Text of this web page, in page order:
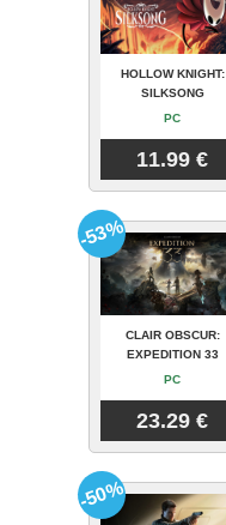
HOLLOW KNIGHT:
SILKSONG
PC
11.99 €
CLAIR OBSCUR:
EXPEDITION 33
PC
23.29 €
-53%
-50%